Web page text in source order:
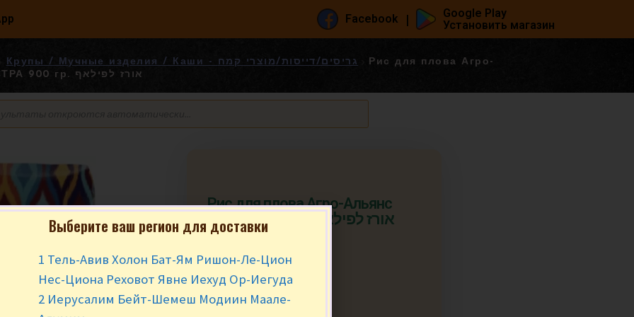
Facebook |
Google Play
Установить магазин
Крупы / Мучные изделия / Каши - גריסים/דייסות/מוצרי קמח
Рис для плова Агро-
Альянс ЭКСТРА 900 гр. אורז לפילאף
Рис для плова Агро-Альянс
ЭКСТРА 900 гр. אורז לפילאף
15.90
В наличии
Выберите ваш регион для доставки
1 Тель-Авив Холон Бат-Ям Ришон-Ле-Цион
Нес-Циона Реховот Явне Иехуд Ор-Иегуда
2 Иерусалим Бейт-Шемеш Модиин Маале-